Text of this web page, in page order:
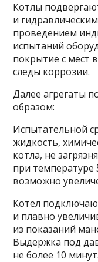
Котлы
и
проведением
испытаний
покрытие с мест
следы коррозии.
Далее агрегаты
образом:
Испытательной
жидкость,
котла, не
при температуре
возможно
Котел
и плавно
из показаний
Выдержка под
не более 10 минут.